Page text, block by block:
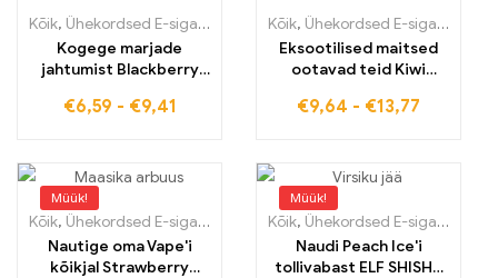
Kõik, Ühekordsed E-sigaretid Ühekordsed e-sigaretid Eestis
Kogege marjade
jahtumist Blackberry
Shisha 16000 ning
€6,59 - €9,41
Kõik, Ühekordsed E-sigaretid
Eksootilised maitsed
ootavad teid Kiwi
PULSE X KI-juhtimisega
€9,64 - €13,77
Müük!
Kõik, Ühekordsed E-sigaretid Ühekordsed e-sigaretid Eestis
Nautige oma Vape'i
kõikjal Strawberry
Müük!
Kõik, Ühekordsed E-sigaretid
Naudi Peach Ice'i
tollivabast ELF SHISHA